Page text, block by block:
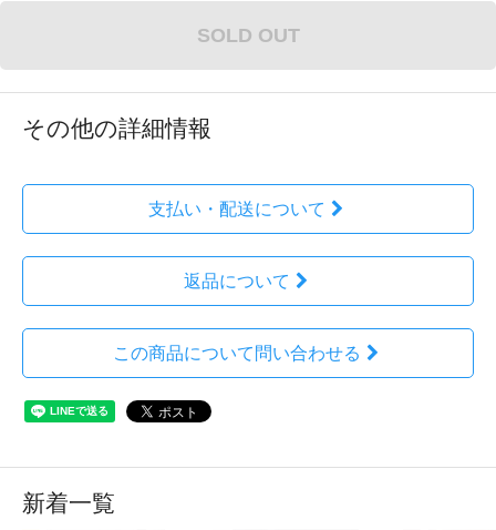
SOLD OUT
その他の詳細情報
支払い・配送について
返品について
この商品について問い合わせる
新着一覧